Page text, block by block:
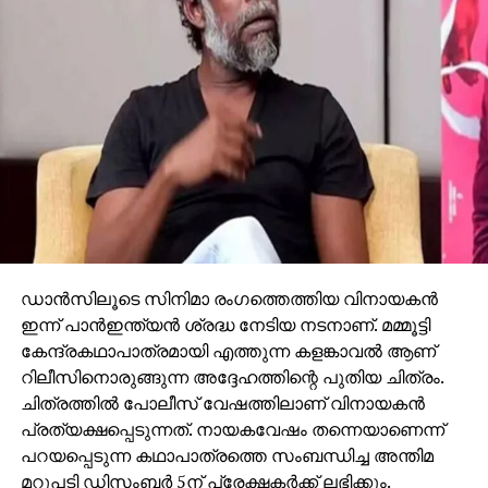
അന്വേഷണത്തില്‍ കണ്ടെത്തി. ഈ കേസിന്റെ
ഭാഗമായി ദുല്‍ഖര്‍ സല്‍മാന്‍, പൃഥ്വിരാജ്, അമിത്
ചക്കാലക്കല്‍ തുടങ്ങിയ നടന്മാരുടെ വീടുകള്‍ ഉള്‍പ്പെടെ
കേരളത്തിലെ 17 ഇടങ്ങളില്‍ കസ്റ്റംസ് കഴിഞ്ഞ
സെപ്റ്റംബറില്‍ റെയ്ഡ് നടത്തിയിരുന്നു. വാഹന
ഡീലര്‍മാരുടെ വീടുകളിലും പരിശോധന നടന്നു. വ്യാജ
രേഖകള്‍ വഴി ഇറക്കുമതി ചെയ്ത വാഹനങ്ങളുമായി
ബന്ധപ്പെട്ട ഇടപാടുകള്‍, സാമ്പത്തിക കള്ളപ്പണം
എന്നിവയാണ് എന്‍ഫോഴ്‌സ്‌മെന്റ് ഡയറക്ടറേറ്റിന്റെ
നിലവിലെ അന്വേഷണത്തിന്റെ കേന്ദ്രീകരണം.
കസ്റ്റംസിനൊപ്പം ഇഡിയും കേസില്‍ അന്വേഷണം
തുടരുകയാണ്.
ഡാന്‍സിലൂടെ സിനിമാ രംഗത്തെത്തിയ വിനായകന്‍
ഇന്ന് പാന്‍ഇന്ത്യന്‍ ശ്രദ്ധ നേടിയ നടനാണ്. മമ്മൂട്ടി
കേന്ദ്രകഥാപാത്രമായി എത്തുന്ന കളങ്കാവല്‍ ആണ്
റിലീസിനൊരുങ്ങുന്ന അദ്ദേഹത്തിന്റെ പുതിയ ചിത്രം.
ചിത്രത്തില്‍ പോലീസ് വേഷത്തിലാണ് വിനായകന്‍
പ്രത്യക്ഷപ്പെടുന്നത്. നായകവേഷം തന്നെയാണെന്ന്
പറയപ്പെടുന്ന കഥാപാത്രത്തെ സംബന്ധിച്ച അന്തിമ
മറുപടി ഡിസംബര്‍ 5ന് പ്രേക്ഷകര്‍ക്ക് ലഭിക്കും.